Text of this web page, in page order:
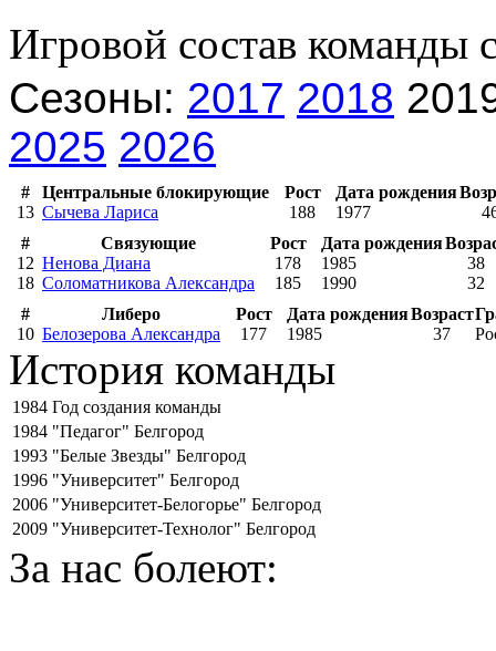
Игровой состав команды
Сезоны: 2017 2018
2025 2026
# Центральные блокирующие Рост Дата рождения
13 Сычева Лариса 188 1977
#
Связующие Рост Дата рождения
12 Ненова Диана 178 1985
38
18 Соломатникова Александра 185 1990
32
#
Либеро Рост Дата рожденияВозраст
10 Белозерова Александра 177 1985 37
История команды
1984 Год создания команды
1984 "Педагог" Белгород
1993 "Белые Звезды" Белгород
1996 "Университет" Белгород
2006 "Университет-Белогорье" Белгород
2009 "Университет-Технолог" Белгород
За нас болеют: